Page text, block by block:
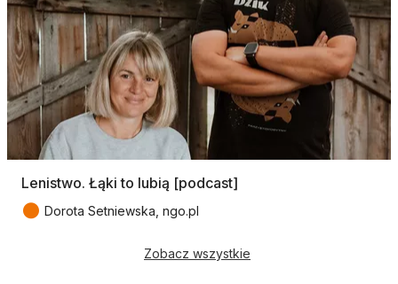
Lenistwo. Łąki to lubią [podcast]
● Dorota Setniewska, ngo.pl
Zobacz wszystkie